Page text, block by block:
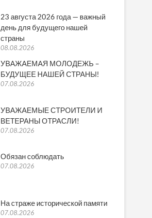
23 августа 2026 года — важный
день для будущего нашей
страны
08.08.2026
УВАЖАЕМАЯ МОЛОДЕЖЬ –
БУДУЩЕЕ НАШЕЙ СТРАНЫ!
07.08.2026
УВАЖАЕМЫЕ СТРОИТЕЛИ И
ВЕТЕРАНЫ ОТРАСЛИ!
07.08.2026
Обязан соблюдать
07.08.2026
На страже исторической памяти
07.08.2026